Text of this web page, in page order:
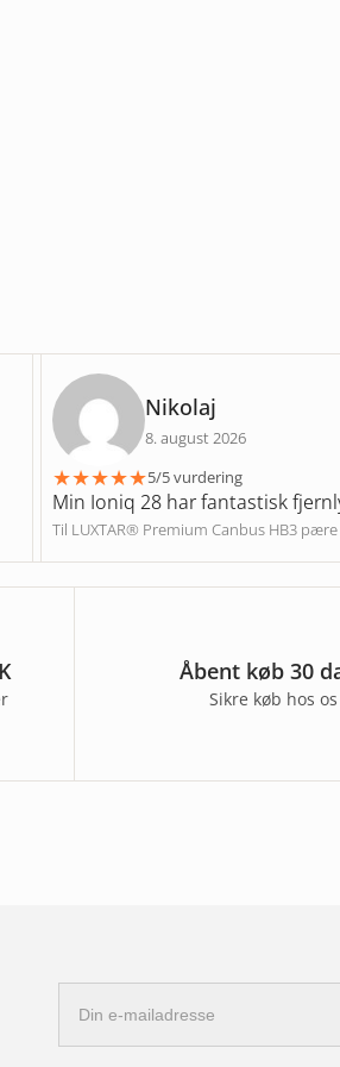
Nikolaj
8. august 2026
★★★★★5/5 vurdering
Min Ioniq 28 har fantastisk
Til LUXTAR® Premium Canbus HB3
Åbent køb 30
Sikre køb hos os
mail-
adresse